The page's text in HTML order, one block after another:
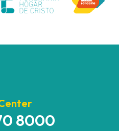
8000